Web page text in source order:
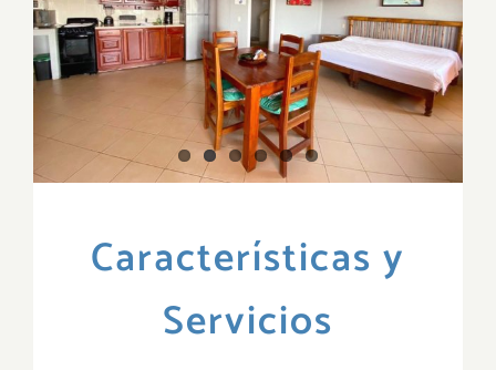
Características y
Servicios